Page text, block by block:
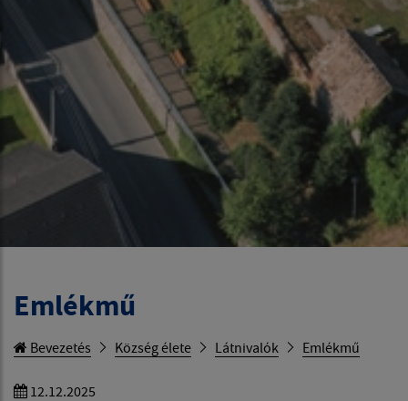
Emlékmű
Bevezetés Község élete Látnivalók Emlékmű
12.12.2025